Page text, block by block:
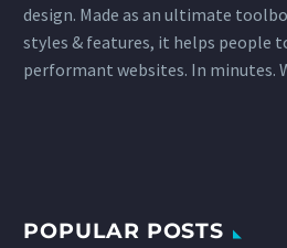
design. Made as an ultimate
styles & features, it helps people
performant websites. In minutes.
POPULAR POSTS